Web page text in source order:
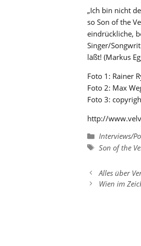
„Ich bin nicht
so Son of the
eindrückliche,
Singer/
läßt! (Markus
Foto 1: Rainer
Foto 2: Max
Foto 3:
http://
Kategorien
Interviews/
Schlagwörter
Son of the
Alles über
Wien im